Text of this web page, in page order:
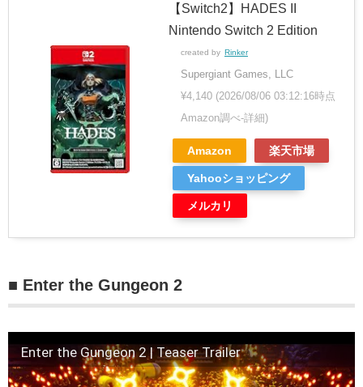
【Switch2】HADES II
Nintendo Switch 2 Edition
created by Rinker
Supergiant Games, LLC
¥4,140 (2026/08/06 03:12:16時点
Amazon調べ-詳細)
Amazon 楽天市場
Yahooショッピング
メルカリ
■ Enter the Gungeon 2
Enter the Gungeon 2 | Teaser Trailer